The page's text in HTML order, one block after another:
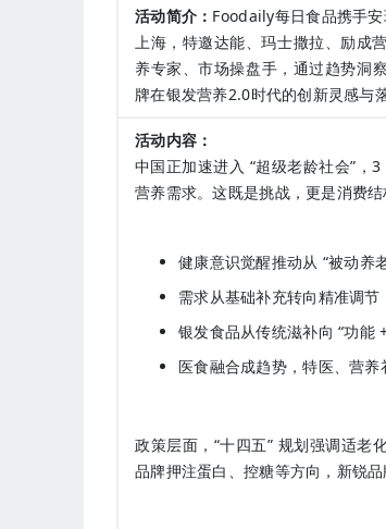
活动简介： Foodaily每日食品携手
上海，特邀达能、玛士撒拉、励成
养专家、市场操盘手，通过趋势洞
牌在银发营养2.0时代的创新灵感与
活动内容：
中国正加速进入 “超级老龄社会”，
营养需求。这既是挑战，更是消费结
健康意识觉醒推动从 “被动养
需求从基础补充转向精准调
银发食品从传统滋补向 “功能
医食融合成趋势，特医、营养
政策层面，“十四五” 规划强调适老
品牌押注蛋白、控糖等方向，新锐